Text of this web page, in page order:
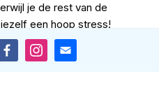
je de rest van de
een hoop stress!